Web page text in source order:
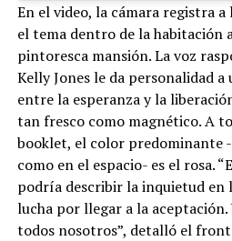
En el video, la cámara registra
el tema dentro de la habitación
pintoresca mansión. La voz
Kelly Jones le da personalidad
entre la esperanza y la
tan fresco como magnético. A
booklet, el color predominante
como en el espacio- es el rosa.
podría describir la inquietud en
lucha por llegar a la
todos nosotros”, detalló el